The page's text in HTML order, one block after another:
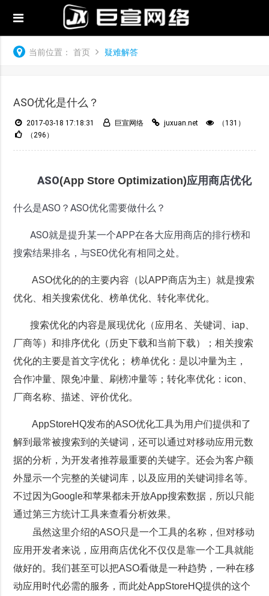
当前位置： 首页 疑难解答
ASO优化是什么？
2017-03-18 17:18:31 巨宣网络 juxuan.net
（131）
（296）
ASO(App Store Optimization)应用商店优化
什么是ASO？ASO优化需要做什么？
ASO就是提升某一个APP在各大应用商店的排行榜和
搜索结果排名，与SEO优化有相同之处。
ASO优化的的主要内容（以APP商店为主）就是搜索
优化、相关搜索优化、榜单优化、转化率优化。
搜索优化的内容是展现优化（应用名、关键词、iap、
厂商等）和排序优化（历史下载和当前下载）；相关搜索
优化的主要是首文字优化；
榜单优化：是以冲量为主，
合作冲量、限免冲量、刷榜冲量等；转化率优化：icon、
厂商名称、描述、评价优化。
AppStoreHQ发布的ASO优化工具为用户们提供和了
解到最常被搜索到的关键词，还可以通过对移动应用元数
据的分析，为开发者推荐最重要的关键字。还会为客户额
外显示一个完整的关键词库，以及应用的关键词排名等。
不过因为Google和苹果都未开放App搜索数据，所以只能
通过第三方统计工具来查看分析效果。
虽然这里介绍的ASO只是一个工具的名称，但对移动
应用开发者来说，应用商店优化不仅仅是靠一个工具就能
做好的。我们甚至可以把ASO看做是一种趋势，一种在移
动应用时代必需的服务，而此处AppStoreHQ提供的这个